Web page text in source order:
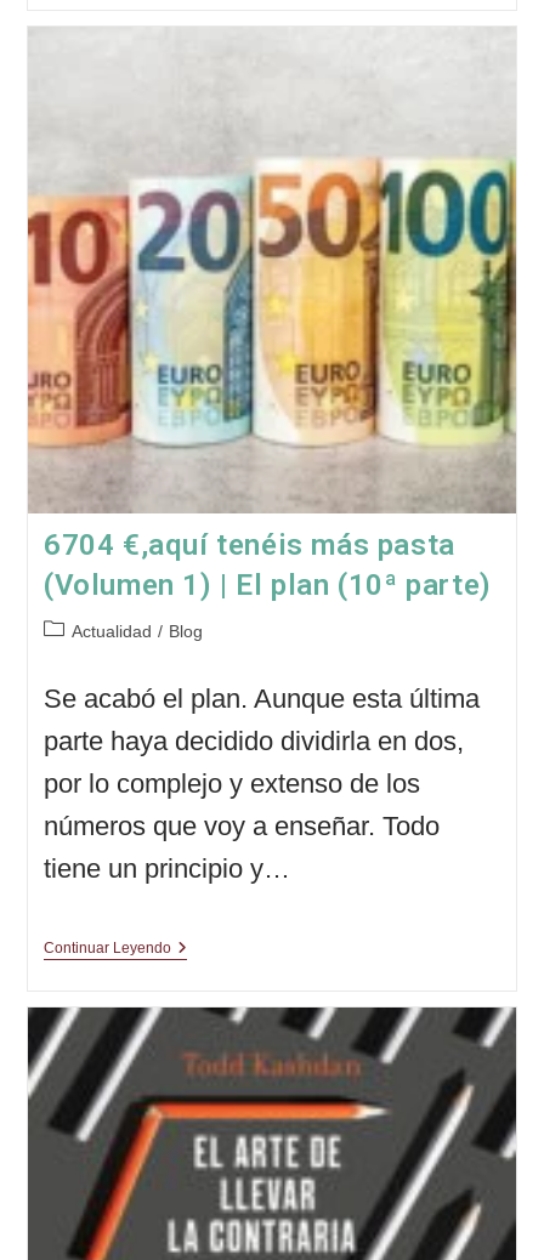
€
Plan
6704 €,aquí tenéis más pasta
(Volumen 1) | El plan (10ª parte)
Categoría
entrada:
Actualidad / Blog
Se acabó el plan. Aunque esta última
parte haya decidido dividirla en dos,
por lo complejo y extenso de los
números que voy a enseñar. Todo
tiene un principio y…
Continuar Leyendo6704
Más
1)
El
Plan
(10ª
Parte)